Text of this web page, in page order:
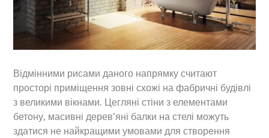
Відмінними рисами даного напрямку считают
просторі приміщення зовні схожі на фабричні будівлі
з великими вікнами. Цегляні стіни з елементами
бетону, масивні дерев’яні балки на стелі можуть
здатися не найкращими умовами для створення